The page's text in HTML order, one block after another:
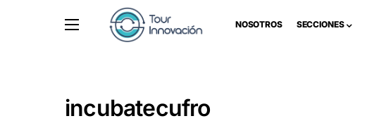
NOSOTROS SECCIONES
incubatecufro